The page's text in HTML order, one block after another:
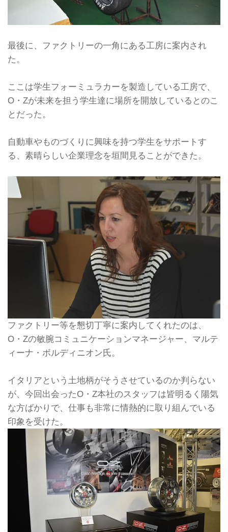
最後に、ファクトリーの一角にある工房に案内され
た。
ここは学生フォーミュラカーを製造している工房で、
O・Zが未来を担う学生達に場所を開放しているとのこ
とだった。
自動車やものづくりに興味を持つ学生をサポートす
る、素晴らしい企業理念を垣間見ることができた。
ファクトリー等を懇切丁寧に案内してくれたのは、
O・Zの敏腕コミュニケーションマネージャー、マルテ
ィーナ・ボルディニオン氏。
イタリアという土地柄がそうさせているのか判らない
が、今回出会ったO・Z本社のスタッフは皆明るく陽気
な方ばかりで、仕事も非常に情熱的に取り組んでいる
印象を受けた。